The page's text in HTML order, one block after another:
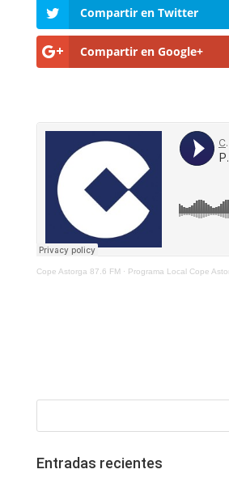
Compartir en Twitter
Compartir en Google+
Cope Astorga 87.6 FM· Programa Local Cope
Entradas recientes